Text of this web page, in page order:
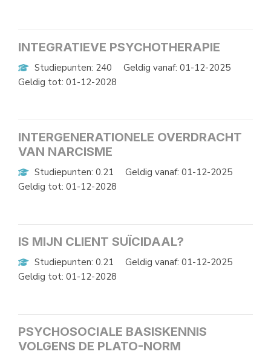
INTEGRATIEVE PSYCHOTHERAPIE
Studiepunten: 240
Geldig vanaf: 01-12-2025
Geldig tot: 01-12-2028
INTERGENERATIONELE OVERDRACHT
VAN NARCISME
Studiepunten: 0.21
Geldig vanaf: 01-12-2025
Geldig tot: 01-12-2028
IS MIJN CLIENT SUÏCIDAAL?
Studiepunten: 0.21
Geldig vanaf: 01-12-2025
Geldig tot: 01-12-2028
PSYCHOSOCIALE BASISKENNIS
VOLGENS DE PLATO-NORM